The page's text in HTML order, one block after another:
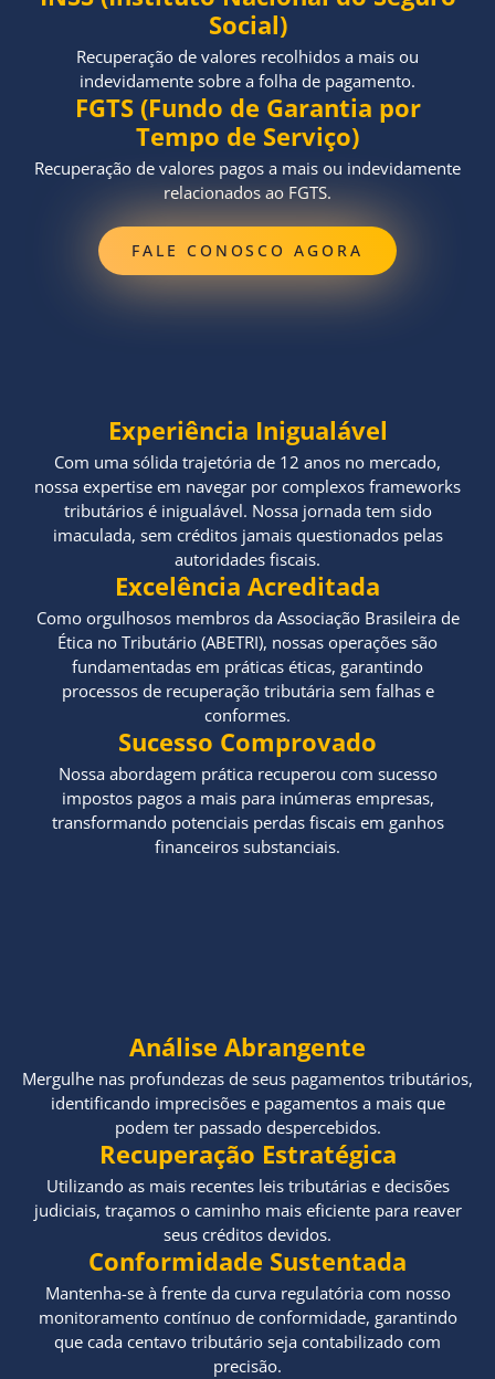
Social)
Recuperação de valores recolhidos a mais ou
indevidamente sobre a folha de pagamento.
FGTS (Fundo de Garantia por
Tempo de Serviço)
Recuperação de valores pagos a mais ou indevidamente
relacionados ao FGTS.
FALE CONOSCO AGORA
Experiência Inigualável
Com uma sólida trajetória de 12 anos no mercado,
nossa expertise em navegar por complexos frameworks
tributários é inigualável. Nossa jornada tem sido
imaculada, sem créditos jamais questionados pelas
autoridades fiscais.
Excelência Acreditada
Como orgulhosos membros da Associação Brasileira de
Ética no Tributário (ABETRI), nossas operações são
fundamentadas em práticas éticas, garantindo
processos de recuperação tributária sem falhas e
conformes.
Sucesso Comprovado
Nossa abordagem prática recuperou com sucesso
impostos pagos a mais para inúmeras empresas,
transformando potenciais perdas fiscais em ganhos
financeiros substanciais.
Análise Abrangente
Mergulhe nas profundezas de seus pagamentos tributários,
identificando imprecisões e pagamentos a mais que
podem ter passado despercebidos.
Recuperação Estratégica
Utilizando as mais recentes leis tributárias e decisões
judiciais, traçamos o caminho mais eficiente para reaver
seus créditos devidos.
Conformidade Sustentada
Mantenha-se à frente da curva regulatória com nosso
monitoramento contínuo de conformidade, garantindo
que cada centavo tributário seja contabilizado com
precisão.